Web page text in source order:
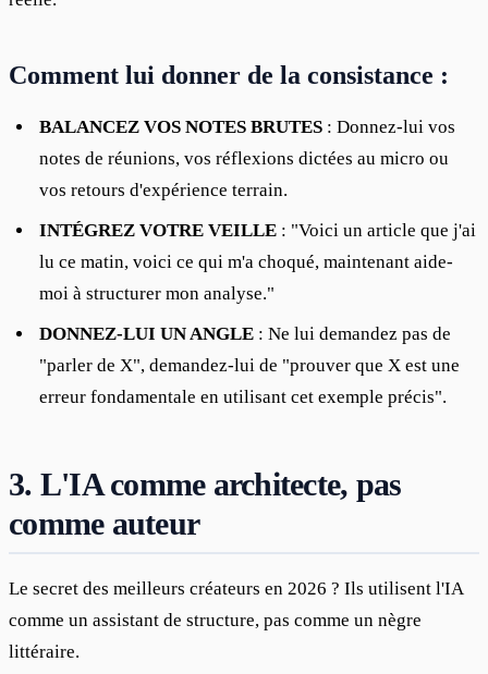
Comment lui donner de la consistance :
BALANCEZ VOS NOTES BRUTES : Donnez-lui vos
notes de réunions, vos réflexions dictées au micro ou
vos retours d'expérience terrain.
INTÉGREZ VOTRE VEILLE : "Voici un article que j'ai
lu ce matin, voici ce qui m'a choqué, maintenant aide-
moi à structurer mon analyse."
DONNEZ-LUI UN ANGLE : Ne lui demandez pas de
"parler de X", demandez-lui de "prouver que X est une
erreur fondamentale en utilisant cet exemple précis".
3. L'IA comme architecte, pas
comme auteur
Le secret des meilleurs créateurs en 2026 ? Ils utilisent l'IA
comme un assistant de structure, pas comme un nègre
littéraire.